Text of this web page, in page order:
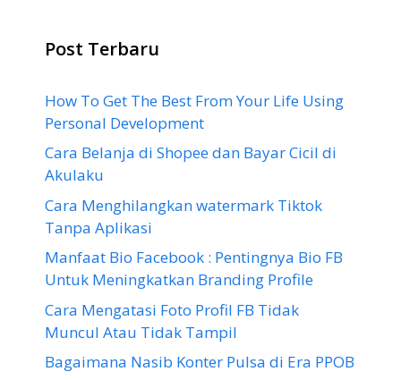
Post Terbaru
How To Get The Best From Your Life Using
Personal Development
Cara Belanja di Shopee dan Bayar Cicil di
Akulaku
Cara Menghilangkan watermark Tiktok
Tanpa Aplikasi
Manfaat Bio Facebook : Pentingnya Bio FB
Untuk Meningkatkan Branding Profile
Cara Mengatasi Foto Profil FB Tidak
Muncul Atau Tidak Tampil
Bagaimana Nasib Konter Pulsa di Era PPOB